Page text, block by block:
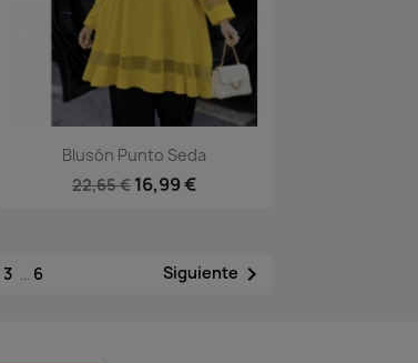
Vista rápida
Blusón Punto Seda
22,65 € 16,99 €
3 … 6 Siguiente 